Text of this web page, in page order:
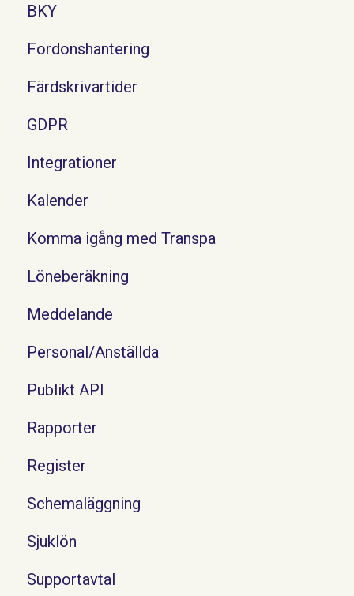
BKY
Fordonshantering
Färdskrivartider
GDPR
Integrationer
Kalender
Komma igång med Transpa
Löneberäkning
Meddelande
Personal/Anställda
Publikt API
Rapporter
Register
Schemaläggning
Sjuklön
Supportavtal